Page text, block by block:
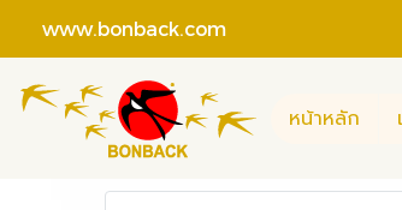
www.bonback.com
หน้าหลัก